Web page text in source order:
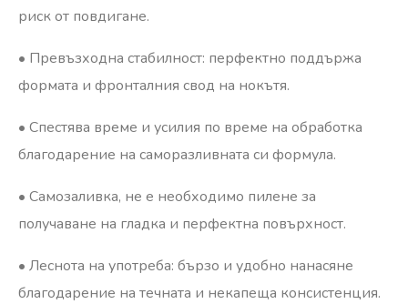
риск от повдигане.
•⁠ ⁠Превъзходна стабилност: перфектно поддържа
формата и фронталния свод на нокътя.
•⁠ ⁠Спестява време и усилия по време на обработка
благодарение на саморазливната си формула.
•⁠ ⁠Самозаливка, не е необходимо пилене за
получаване на гладка и перфектна повърхност.
•⁠ ⁠Леснота на употреба: бързо и удобно нанасяне
благодарение на течната и некапеща консистенция.